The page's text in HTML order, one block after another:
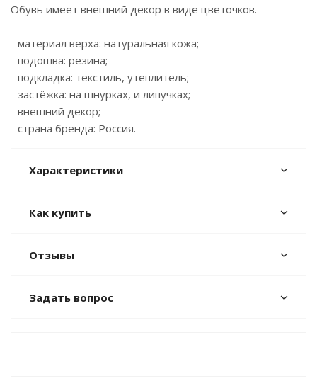
Обувь имеет внешний декор в виде цветочков.
- материал верха: натуральная кожа;
- подошва: резина;
- подкладка: текстиль, утеплитель;
- застёжка: на шнурках, и липучках;
- внешний декор;
- страна бренда: Россия.
Характеристики
Как купить
Отзывы
Задать вопрос